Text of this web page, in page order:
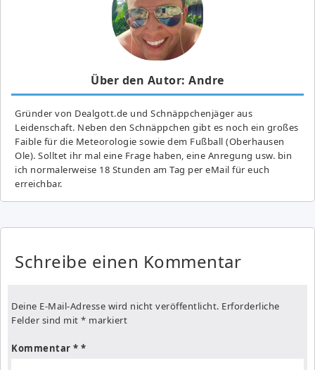
Über den Autor: Andre
Gründer von Dealgott.de und Schnäppchenjäger aus
Leidenschaft. Neben den Schnäppchen gibt es noch ein großes
Fai­ble für die Meteorologie sowie dem Fußball (Oberhausen
Ole). Solltet ihr mal eine Frage haben, eine Anregung usw. bin
ich normalerweise 18 Stunden am Tag per eMail für euch
erreichbar.
Schreibe einen Kommentar
Deine E-Mail-Adresse wird nicht veröffentlicht. Erforderliche
Felder sind mit * markiert
Kommentar *